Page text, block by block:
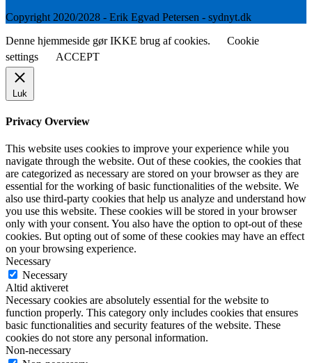
Copyright 2020/2028 - Erik Egvad Petersen - sydnyt.dk
Denne hjemmeside gør IKKE brug af cookies.
Cookie
settings
ACCEPT
Luk
Privacy Overview
This website uses cookies to improve your experience while you
navigate through the website. Out of these cookies, the cookies that
are categorized as necessary are stored on your browser as they are
essential for the working of basic functionalities of the website. We
also use third-party cookies that help us analyze and understand how
you use this website. These cookies will be stored in your browser
only with your consent. You also have the option to opt-out of these
cookies. But opting out of some of these cookies may have an effect
on your browsing experience.
Necessary
Necessary
Altid aktiveret
Necessary cookies are absolutely essential for the website to
function properly. This category only includes cookies that ensures
basic functionalities and security features of the website. These
cookies do not store any personal information.
Non-necessary